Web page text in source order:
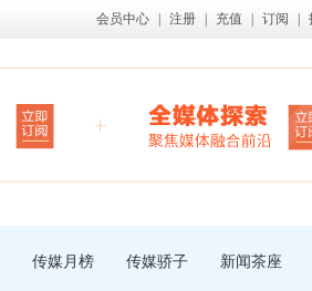
会员中心 注册 充值 订阅
传媒月榜 传媒骄子 新闻茶座